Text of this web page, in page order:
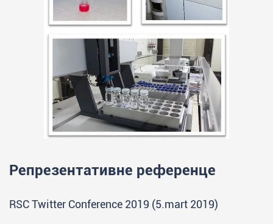
Репрезентативне референце
RSC Twitter Conference 2019 (5.mart 2019)